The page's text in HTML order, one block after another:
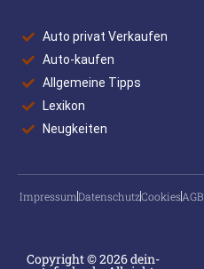
Auto privat Verkaufen
Auto-kaufen
Allgemeine Tipps
Lexikon
Neugkeiten
ImpressumDatenschutzCookiesAGB
Copyright © 2026 dein-